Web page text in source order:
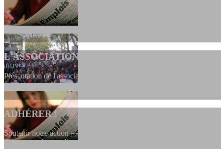
L'ASSOCIATION
Présentation de l'association et de sa charte qui encadre nos actions
ADHÉRER !
Soutenir notre action ==> Si vous souhaitez adhérer à
dessous, en le remplissant et en...